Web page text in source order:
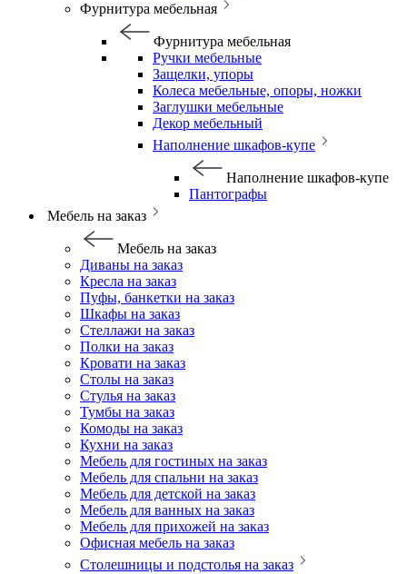
Фурнитура мебельная
Фурнитура мебельная
Ручки мебельные
Защелки, упоры
Колеса мебельные, опоры, ножки
Заглушки мебельные
Декор мебельный
Наполнение шкафов-купе
Наполнение шкафов-купе
Пантографы
Мебель на заказ
Мебель на заказ
Диваны на заказ
Кресла на заказ
Пуфы, банкетки на заказ
Шкафы на заказ
Стеллажи на заказ
Полки на заказ
Кровати на заказ
Столы на заказ
Стулья на заказ
Тумбы на заказ
Комоды на заказ
Кухни на заказ
Мебель для гостиных на заказ
Мебель для спальни на заказ
Мебель для детской на заказ
Мебель для ванных на заказ
Мебель для прихожей на заказ
Офисная мебель на заказ
Столешницы и подстолья на заказ